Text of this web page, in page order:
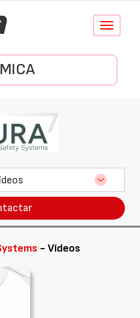
Conmutar
- Vídeos